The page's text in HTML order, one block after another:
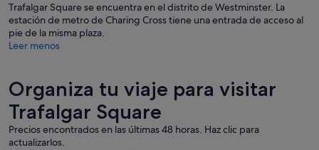
Trafalgar Square se encuentra en el distrito de Westminster. La
estación de metro de Charing Cross tiene una entrada de acceso al
pie de la misma plaza.
Leer menos
Organiza tu viaje para visitar
Trafalgar Square
Precios encontrados en las últimas 48 horas. Haz clic para
actualizarlos.